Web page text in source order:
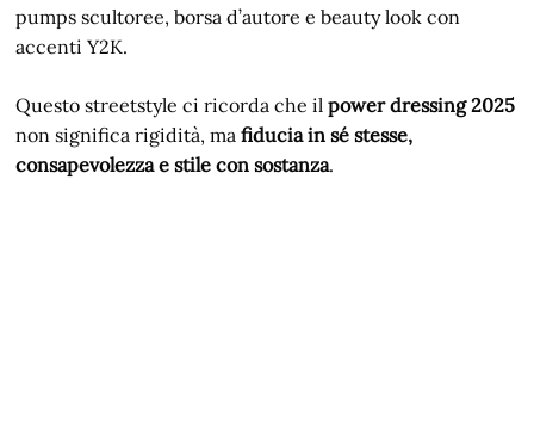
pumps scultoree, borsa d’autore e beauty look con
accenti Y2K.
Questo streetstyle ci ricorda che ilpower dressing 2025
non significa rigidità, mafiducia in sé stesse,
consapevolezza e stile con sostanza.